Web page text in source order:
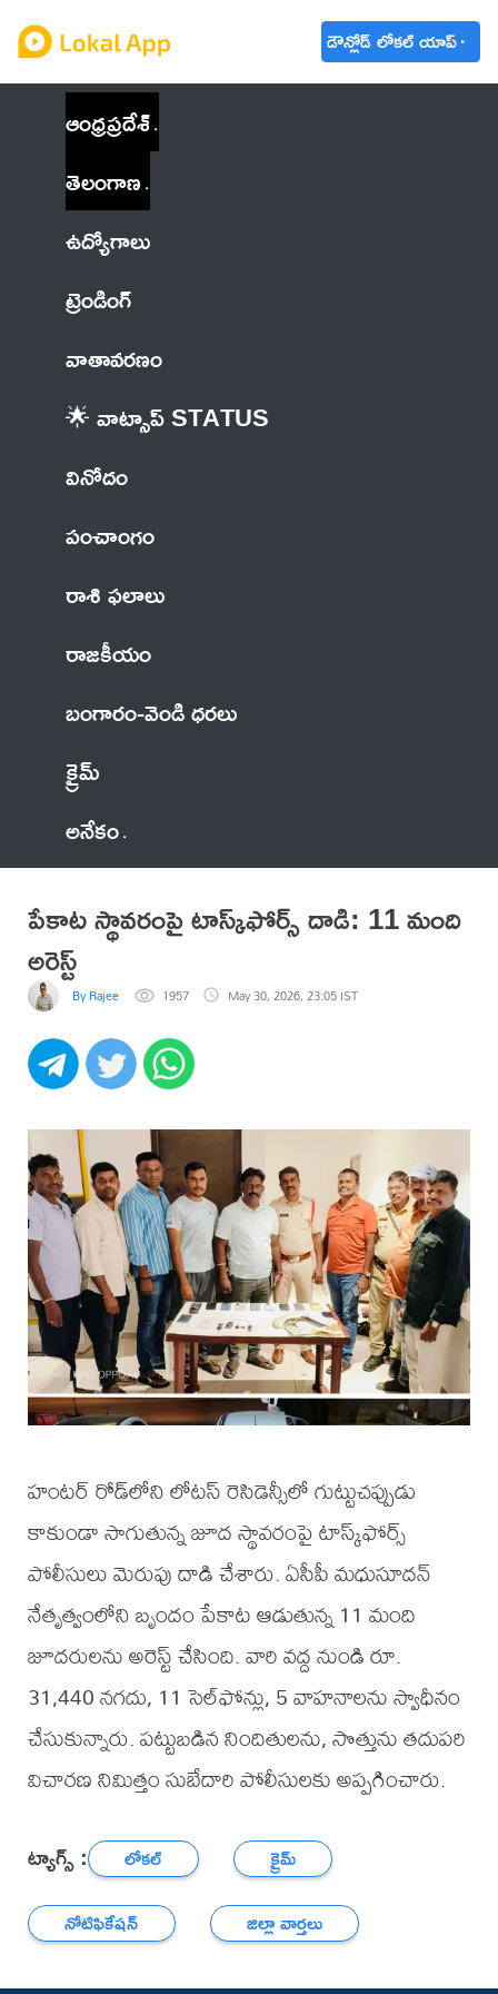
డౌన్లోడ్ లోకల్ యాప్
ఆంధ్రప్రదేశ్
తెలంగాణ
ఉద్యోగాలు
ట్రెండింగ్
వాతావరణం
🌟 వాట్సాప్ STATUS
వినోదం
పంచాంగం
రాశి ఫలాలు
రాజకీయం
బంగారం-వెండి ధరలు
క్రైమ్
అనేకం
పేకాట స్థావరంపై టాస్క్‌ఫోర్స్ దాడి: 11 మంది
అరెస్ట్
By Rajee 1957 May 30, 2026, 23:05 IST
హంటర్ రోడ్‌లోని లోటస్ రెసిడెన్సీలో గుట్టుచప్పుడు
కాకుండా సాగుతున్న జూద స్థావరంపై టాస్క్‌ఫోర్స్
పోలీసులు మెరుపు దాడి చేశారు. ఏసీపీ మధుసూదన్
నేతృత్వంలోని బృందం పేకాట ఆడుతున్న 11 మంది
జూదరులను అరెస్ట్ చేసింది. వారి వద్ద నుండి రూ.
31,440 నగదు, 11 సెల్‌ఫోన్లు, 5 వాహనాలను స్వాధీనం
చేసుకున్నారు. పట్టుబడిన నిందితులను, సొత్తును తదుపరి
విచారణ నిమిత్తం సుబేదారి పోలీసులకు అప్పగించారు.
ట్యాగ్స్ : లోకల్
క్రైమ్
నోటిఫికేషన్
జిల్లా వార్తలు